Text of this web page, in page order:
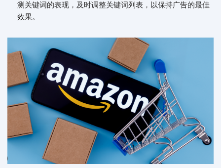
测关键词的表现，及时调整关键词列表，以保持广告的最佳
效果。